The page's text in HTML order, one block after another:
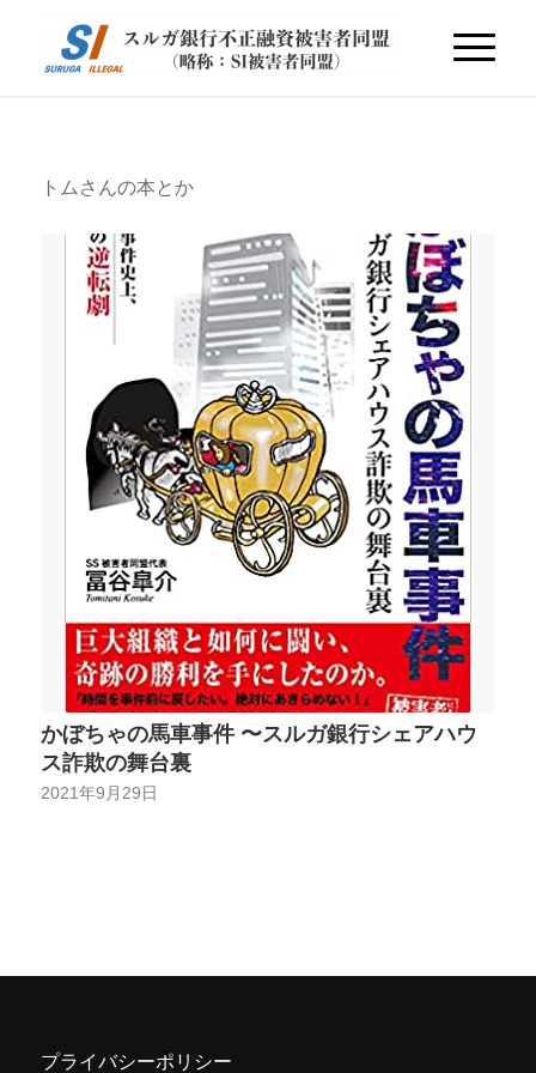
トムさんの本とか
かぼちゃの馬車事件 〜スルガ銀行シェアハウ
ス詐欺の舞台裏
2021年9月29日
プライバシーポリシー